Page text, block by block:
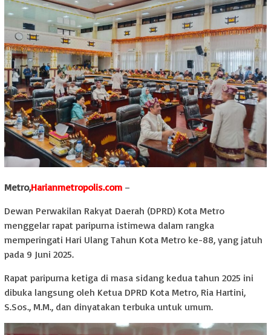
Metro,Harianmetropolis.com –
Dewan Perwakilan Rakyat Daerah (DPRD) Kota Metro
menggelar rapat paripurna istimewa dalam rangka
memperingati Hari Ulang Tahun Kota Metro ke-88, yang jatuh
pada 9 Juni 2025.
Rapat paripurna ketiga di masa sidang kedua tahun 2025 ini
dibuka langsung oleh Ketua DPRD Kota Metro, Ria Hartini,
S.Sos., M.M., dan dinyatakan terbuka untuk umum.